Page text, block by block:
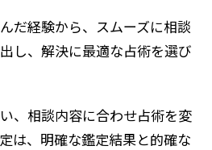
だ経験から、スムーズに相談
し、解決に最適な占術を選び
、相談内容に合わせ占術を変
は、明確な鑑定結果と的確な